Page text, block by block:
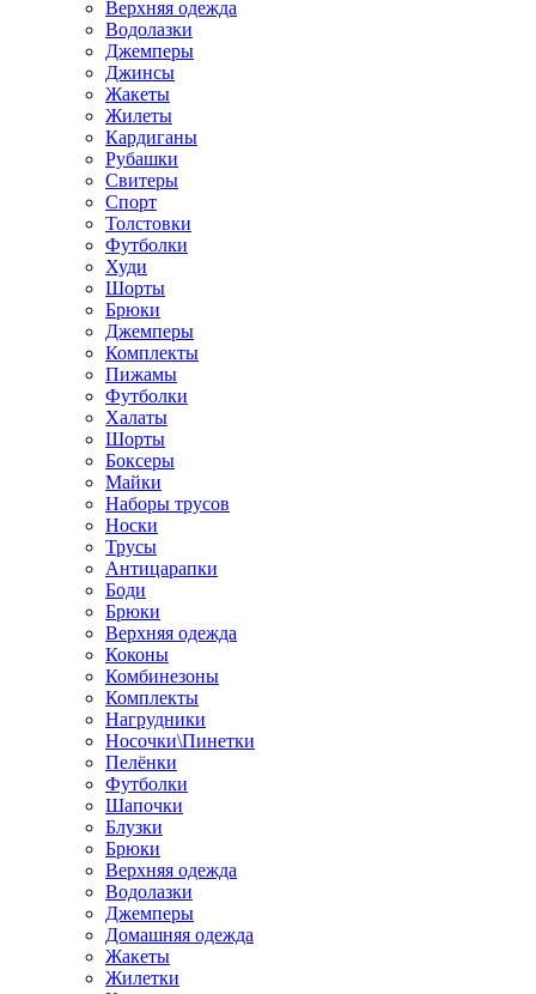
Верхняя одежда
Водолазки
Джемперы
Джинсы
Жакеты
Жилеты
Кардиганы
Рубашки
Свитеры
Спорт
Толстовки
Футболки
Худи
Шорты
Брюки
Джемперы
Комплекты
Пижамы
Футболки
Халаты
Шорты
Боксеры
Майки
Наборы трусов
Носки
Трусы
Антицарапки
Боди
Брюки
Верхняя одежда
Коконы
Комбинезоны
Комплекты
Нагрудники
Носочки\Пинетки
Пелёнки
Футболки
Шапочки
Блузки
Брюки
Верхняя одежда
Водолазки
Джемперы
Домашняя одежда
Жакеты
Жилетки